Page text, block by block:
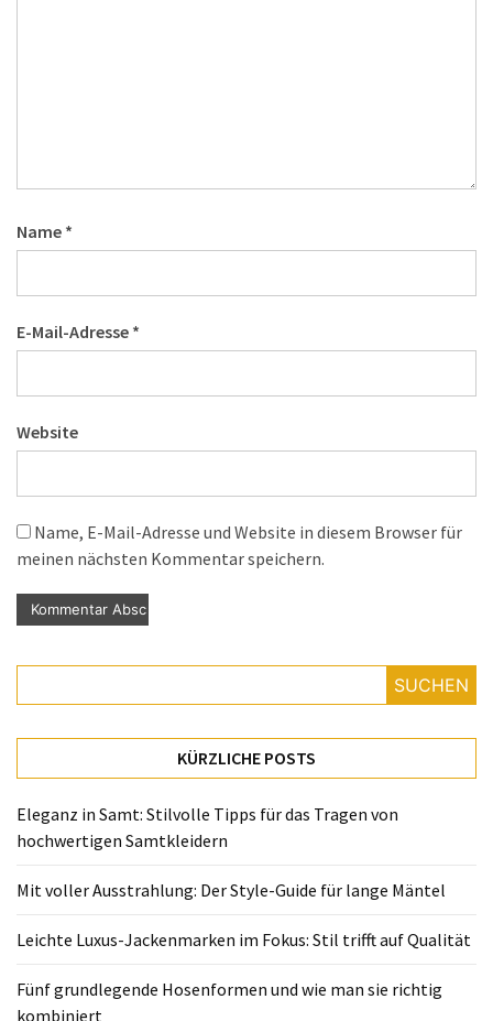
Name *
E-Mail-Adresse *
Website
Name, E-Mail-Adresse und Website in diesem Browser für
meinen nächsten Kommentar speichern.
SUCHEN
KÜRZLICHE POSTS
Eleganz in Samt: Stilvolle Tipps für das Tragen von
hochwertigen Samtkleidern
Mit voller Ausstrahlung: Der Style-Guide für lange Mäntel
Leichte Luxus-Jackenmarken im Fokus: Stil trifft auf Qualität
Fünf grundlegende Hosenformen und wie man sie richtig
kombiniert